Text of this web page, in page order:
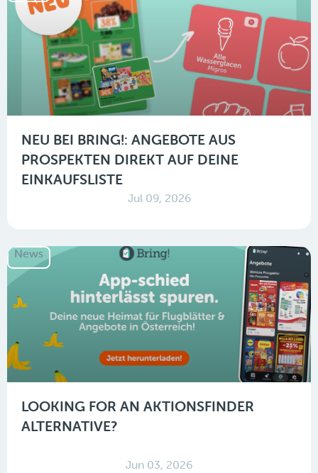
NEU BEI BRING!: ANGEBOTE AUS
PROSPEKTEN DIREKT AUF DEINE
EINKAUFSLISTE
Jul 09, 2026
News
LOOKING FOR AN AKTIONSFINDER
ALTERNATIVE?
Jun 03, 2026